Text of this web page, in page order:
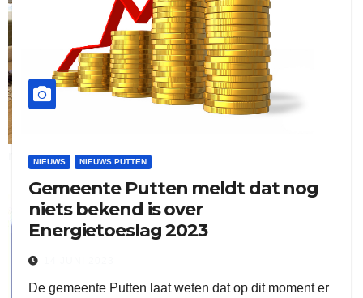
zielman
ruitengaparket
NIEUWS NIEUWS PUTTEN
Gemeente Putten meldt dat nog
niets bekend is over
Energietoeslag 2023
De gemeente Putten laat weten dat op dit moment er